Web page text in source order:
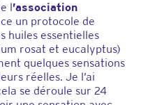
l’association
un protocole de
huiles essentielles
rosat et eucalyptus)
quelques sensations
réelles. Je l’ai
se déroule sur 24